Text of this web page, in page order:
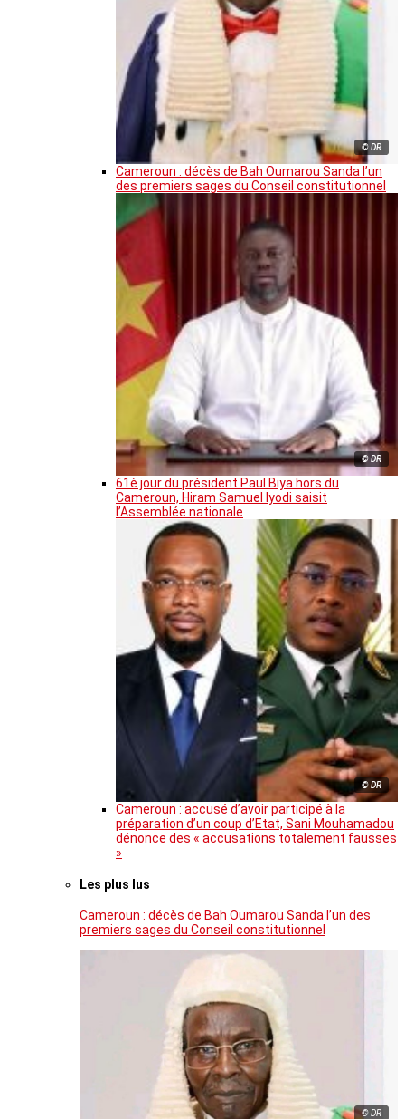
© DR
Cameroun : décès de Bah Oumarou Sanda l’un
des premiers sages du Conseil constitutionnel
© DR
61è jour du président Paul Biya hors du
Cameroun, Hiram Samuel Iyodi saisit
l’Assemblée nationale
© DR
Cameroun : accusé d’avoir participé à la
préparation d’un coup d’Etat, Sani Mouhamadou
dénonce des « accusations totalement fausses
»
Les plus lus
Cameroun : décès de Bah Oumarou Sanda l’un des
premiers sages du Conseil constitutionnel
© DR